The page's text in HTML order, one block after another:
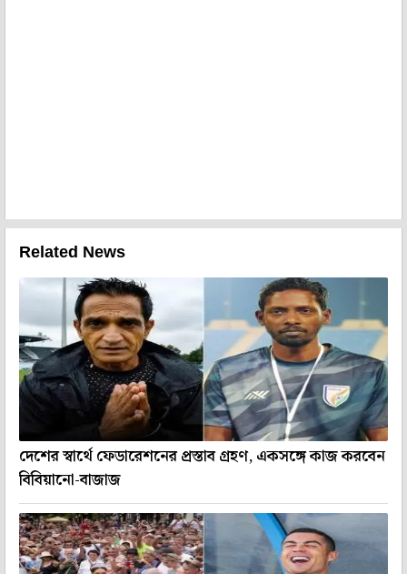
Related News
দেশের স্বার্থে ফেডারেশনের প্রস্তাব গ্রহণ, একসঙ্গে কাজ করবেন
বিবিয়ানো-বাজাজ